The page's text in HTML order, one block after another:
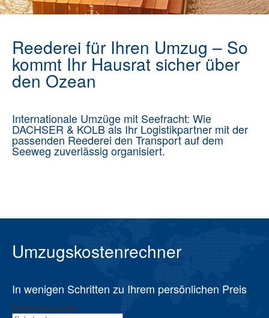
Reederei für Ihren Umzug – So
kommt Ihr Hausrat sicher über
den Ozean
Internationale Umzüge mit Seefracht: Wie
DACHSER & KOLB als Ihr Logistikpartner mit der
passenden Reederei den Transport auf dem
Seeweg zuverlässig organisiert.
Umzugskostenrechner
In wenigen Schritten zu Ihrem persönlichen Preis
Beladeadresse